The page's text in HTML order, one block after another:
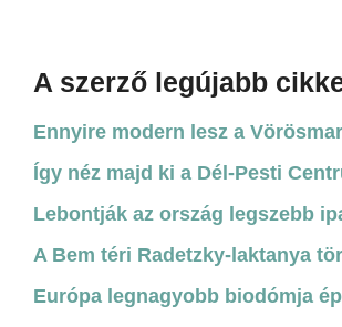
A szerző legújabb
Ennyire modern lesz a
Így néz majd ki a Dél-Pesti
Lebontják az ország legszebb
A Bem téri Radetzky-laktanya
Európa legnagyobb biodómja